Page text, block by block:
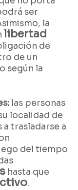
ser
la
libertad
de
de un
según la
las personas
localidad de
trasladarse a
del tiempo
hasta que
.